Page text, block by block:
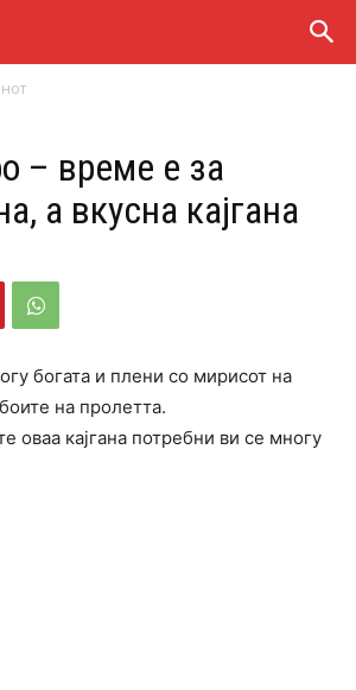
– време е за
а вкусна кајгана
богата и плени со мирисот на
на пролетта.
оваа кајгана потребни ви се многу